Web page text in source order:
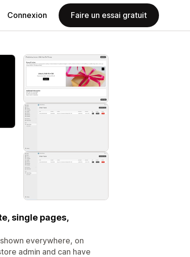
Connexion Faire un essai gratuit
single pages,
everywhere, on
admin and can have